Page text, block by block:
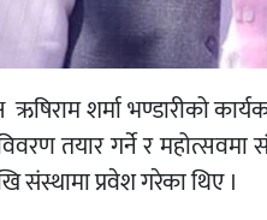
शर्मा भण्डारीको
तयार गर्ने र
संस्थामा प्रवेश गरेका थिए ।